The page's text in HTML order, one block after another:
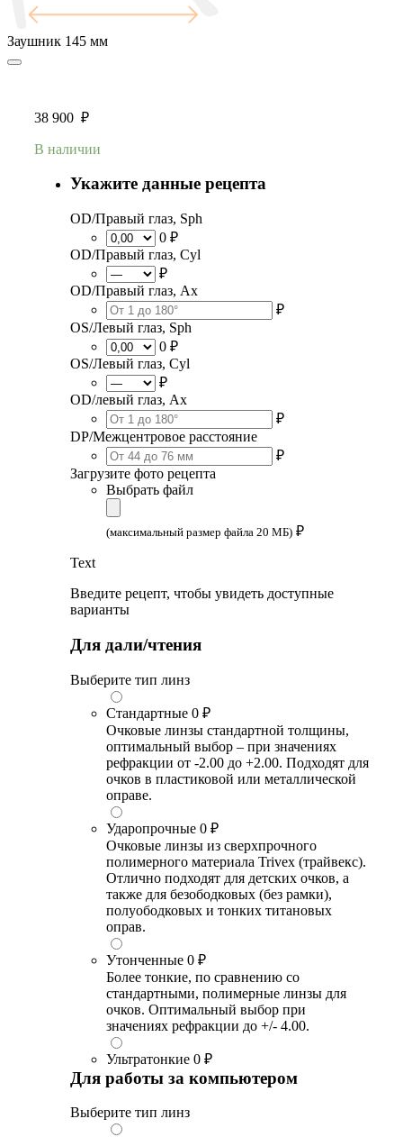
Заушник 145 мм
38 900 ₽
В наличии
Укажите данные рецепта
OD/Правый глаз, Sph
0 ₽
OD/Правый глаз, Cyl
₽
OD/Правый глаз, Ax
₽
OS/Левый глаз, Sph
0 ₽
OS/Левый глаз, Cyl
₽
OD/левый глаз, Ax
₽
DP/Межцентровое расстояние
₽
Загрузите фото рецепта
Выбрать файл
(максимальный размер файла 20 МБ) ₽
Text
Введите рецепт, чтобы увидеть доступные
варианты
Для дали/чтения
Выберите тип линз
Стандартные 0 ₽
Очковые линзы стандартной толщины,
оптимальный выбор – при значениях
рефракции от -2.00 до +2.00. Подходят для
очков в пластиковой или металлической
оправе.
Ударопрочные 0 ₽
Очковые линзы из сверхпрочного
полимерного материала Trivex (трайвекс).
Отлично подходят для детских очков, а
также для безободковых (без рамки),
полуободковых и тонких титановых
оправ.
Утонченные 0 ₽
Более тонкие, по сравнению со
стандартными, полимерные линзы для
очков. Оптимальный выбор при
значениях рефракции до +/- 4.00.
Ультратонкие 0 ₽
Для работы за компьютером
Выберите тип линз